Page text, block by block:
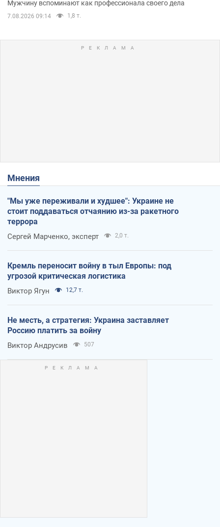
Мужчину вспоминают как профессионала своего дела
7.08.2026 09:14 1,8 т.
Мнения
"Мы уже переживали и худшее": Украине не
стоит поддаваться отчаянию из-за ракетного
террора
Сергей Марченко, эксперт 2,0 т.
Кремль переносит войну в тыл Европы: под
угрозой критическая логистика
Виктор Ягун 12,7 т.
Не месть, а стратегия: Украина заставляет
Россию платить за войну
Виктор Андрусив 507